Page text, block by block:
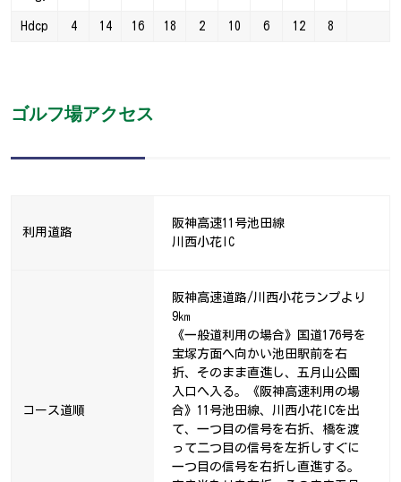
Hdcp 4 14 16 18 2 10 6 12 8
ゴルフ場アクセス
利用道路
阪神高速11号池田線
川西小花IC
コース道順
阪神高速道路/川西小花ランプより
9㎞
《一般道利用の場合》国道176号を
宝塚方面へ向かい池田駅前を右
折、そのまま直進し、五月山公園
入口へ入る。《阪神高速利用の場
合》11号池田線、川西小花ICを出
て、一つ目の信号を右折、橋を渡
って二つ目の信号を左折しすぐに
一つ目の信号を右折し直進する。